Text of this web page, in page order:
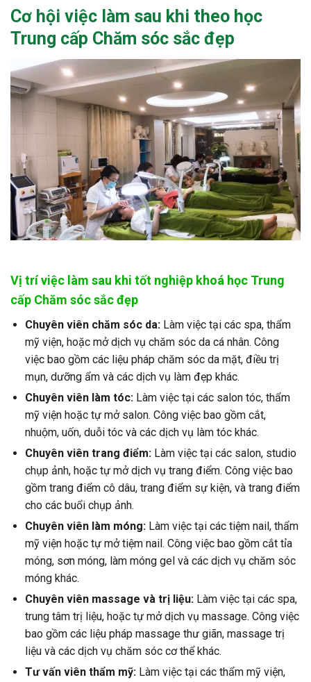
Cơ hội việc làm sau khi theo học
Trung cấp Chăm sóc sắc đẹp
Vị trí việc làm sau khi tốt nghiệp khoá học Trung
cấp Chăm sóc sắc đẹp
Chuyên viên chăm sóc da:Làm việc tại các spa, thẩm
mỹ viện, hoặc mở dịch vụ chăm sóc da cá nhân. Công
việc bao gồm các liệu pháp chăm sóc da mặt, điều trị
mụn, dưỡng ẩm và các dịch vụ làm đẹp khác.
Chuyên viên làm tóc:Làm việc tại các salon tóc, thẩm
mỹ viện hoặc tự mở salon. Công việc bao gồm cắt,
nhuộm, uốn, duỗi tóc và các dịch vụ làm tóc khác.
Chuyên viên trang điểm:Làm việc tại các salon, studio
chụp ảnh, hoặc tự mở dịch vụ trang điểm. Công việc bao
gồm trang điểm cô dâu, trang điểm sự kiện, và trang điểm
cho các buổi chụp ảnh.
Chuyên viên làm móng:Làm việc tại các tiệm nail, thẩm
mỹ viện hoặc tự mở tiệm nail. Công việc bao gồm cắt tỉa
móng, sơn móng, làm móng gel và các dịch vụ chăm sóc
móng khác.
Chuyên viên massage và trị liệu:Làm việc tại các spa,
trung tâm trị liệu, hoặc tự mở dịch vụ massage. Công việc
bao gồm các liệu pháp massage thư giãn, massage trị
liệu và các dịch vụ chăm sóc cơ thể khác.
Tư vấn viên thẩm mỹ:Làm việc tại các thẩm mỹ viện,